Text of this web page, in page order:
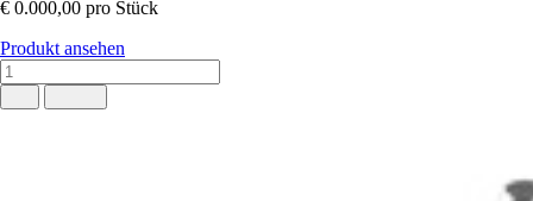
€ 0.000,00 pro Stück
Produkt ansehen